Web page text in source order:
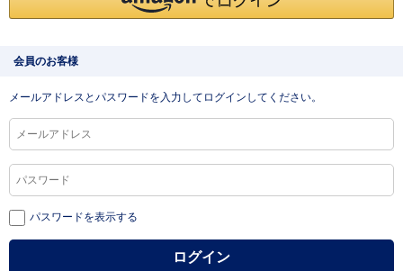
会員のお客様
メールアドレスとパスワードを入力してログインしてください。
パスワードを表示する